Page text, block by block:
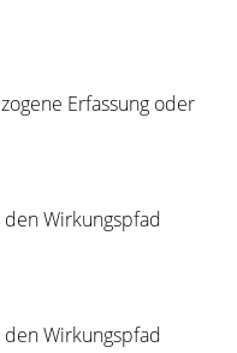
Erfassung oder
Wirkungspfad
Wirkungspfad